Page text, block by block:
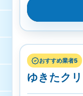
17800円〜
トイレクリーニ
5000円〜
作業料金5,500
月曜日・火曜日
日・日曜日 8時
対応エリア
おすすめ業者5
ゆきたク